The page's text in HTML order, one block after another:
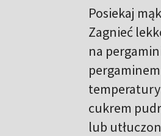
Posiekaj
Zagnieć
na
temperatury
cukrem
lub